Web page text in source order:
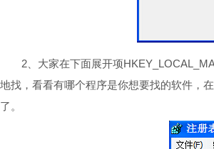
2、大家在下面展开项
地找，看看有哪个程序是你想要找的软件，
了。